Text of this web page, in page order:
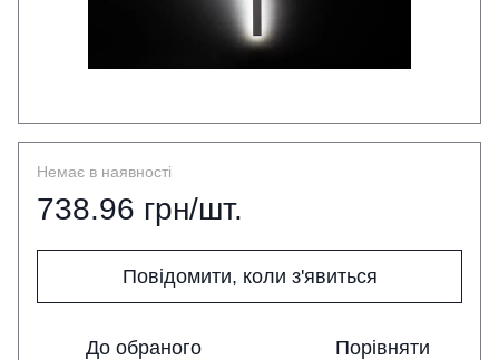
Немає в наявності
738.96 грн/шт.
Повідомити, коли з'явиться
До обраного Порівняти